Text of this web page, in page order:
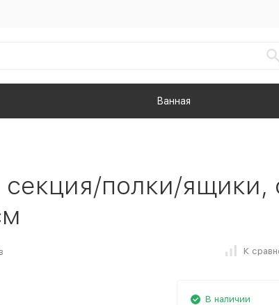
Ванная
секция/полки/ящики,
К
В наличии